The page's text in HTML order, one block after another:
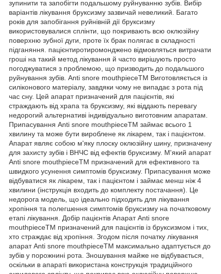
зупинити та запобігти подальшому руйнуванню зубів. Вибір
варіантів лікування бруксизму зазвичай невеликий. Багато
років для запобігання руйнівній дії бруксизму
використовувалися сплінти, що покривають всю оклюзійну
поверхню зубної дуги, проте їх брак полягає в складності
підганяння. пацієнтиротиромонджено відмовляться витрачати
гроші на такий метод лікування й часто вирішують просто
погоджуватися з проблемою, що призводить до подальшого
руйнування зубів. Anti snore mouthpieceTM Виготовляється із
силіконового матеріалу, завдяки чому не випадає з рота під
час сну. Цей апарат призначений для пацієнтів, які
страждають від храпа та бруксизму, які віддають перевагу
недорогий альтернативі індивідуально виготовним апаратам.
Припасування Anti snore mouthpieceTM займає всього 1
хвилину та може бути вироблене як лікарем, так і пацієнтом.
Апарат являє собою м'яку плоску оклюзійну шину, призначену
для захисту зубів і ВНЧС від ефектів бруксизму. М'який апарат
Anti snore mouthpieceTM призначений для ефективного та
швидкого усунення симптомів бруксизму. Припасування може
відбуватися як лікарем, так і пацієнтом і займає менш ніж 4
хвилини (інструкція входить до комплекту постачання). Це
недорога модель, що ідеально підходить для лікування
хропіння та полегшення симптомів бруксизму на початковому
етапі лікування. Добір пацієнтів Апарат Anti snore
mouthpieceTM призначений для пацієнтів із бруксизмом і тих,
хто страждає від хропіння. Згодом після початку лікування
апарат Anti snore mouthpieceTM максимально адаптується до
зубів у порожнині рота. Зношування майже не відбувається,
оскільки в апараті використана конструкція традиційного